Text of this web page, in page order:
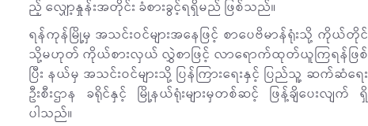
ည့် လျှော့နှုန်းအတိုင်း ခံစားခွင့်ရရှိမည် ဖြစ်သည်။
ရန်ကုန်မြို့မှ အသင်းဝင်များအနေဖြင့် စာပေဗိမာန်ရုံးသို့ ကိုယ်တိုင်
သို့မဟုတ် ကိုယ်စားလှယ် လွှဲစာဖြင့် လာရောက်ထုတ်ယူကြရန်ဖြစ်
ပြီး နယ်မှ အသင်းဝင်များသို့ ပြန်ကြားရေးနှင့် ပြည်သူ့ ဆက်ဆံရေး
ဦးစီးဌာန ခရိုင်နှင့် မြို့နယ်ရုံးများမှတစ်ဆင့် ဖြန့်ချိပေးလျက် ရှိ
ပါသည်။